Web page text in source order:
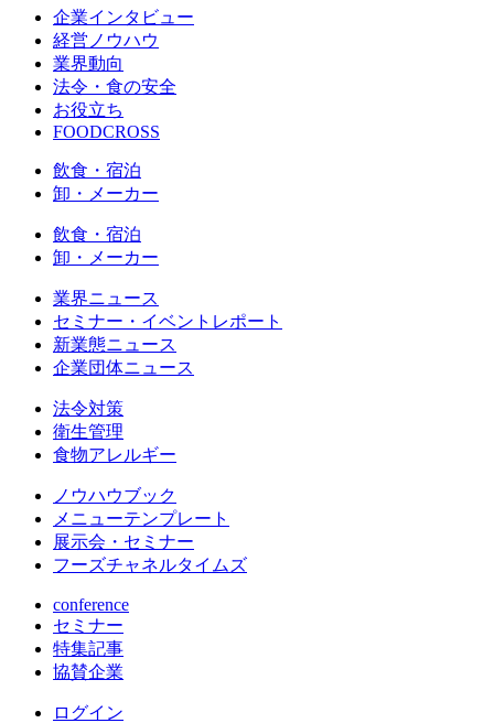
企業インタビュー
経営ノウハウ
業界動向
法令・食の安全
お役立ち
FOODCROSS
飲食・宿泊
卸・メーカー
飲食・宿泊
卸・メーカー
業界ニュース
セミナー・イベントレポート
新業態ニュース
企業団体ニュース
法令対策
衛生管理
食物アレルギー
ノウハウブック
メニューテンプレート
展示会・セミナー
フーズチャネルタイムズ
conference
セミナー
特集記事
協賛企業
ログイン